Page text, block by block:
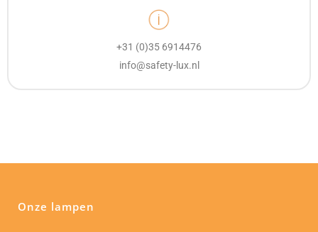
+31 (0)35 6914476
info@safety-lux.nl
Onze lampen